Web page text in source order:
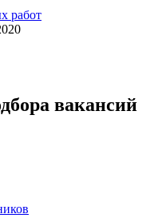
работ
вакансий